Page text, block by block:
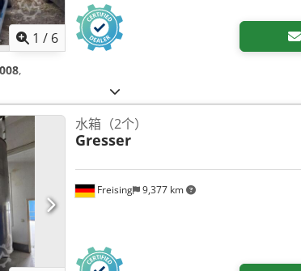
1 / 6
,
Freising 9,377 km
水箱（2个）
Gresser